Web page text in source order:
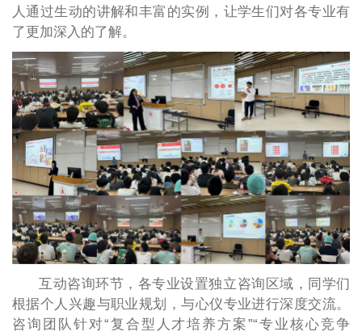
人通过生动的讲解和丰富的实例，让学生们对各专业有
了更加深入的了解。
互动咨询环节，各专业设置独立咨询区域，同学们
根据个人兴趣与职业规划，与心仪专业进行深度交流。
咨询团队针对“复合型人才培养方案”“专业核心竞争